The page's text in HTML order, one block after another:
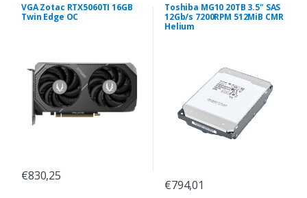
VGA Zotac RTX5060TI 16GB
Twin Edge OC
€830,25
Toshiba MG10 20TB 3.5" SAS
12Gb/s 7200RPM 512MiB CMR
Helium
€794,01